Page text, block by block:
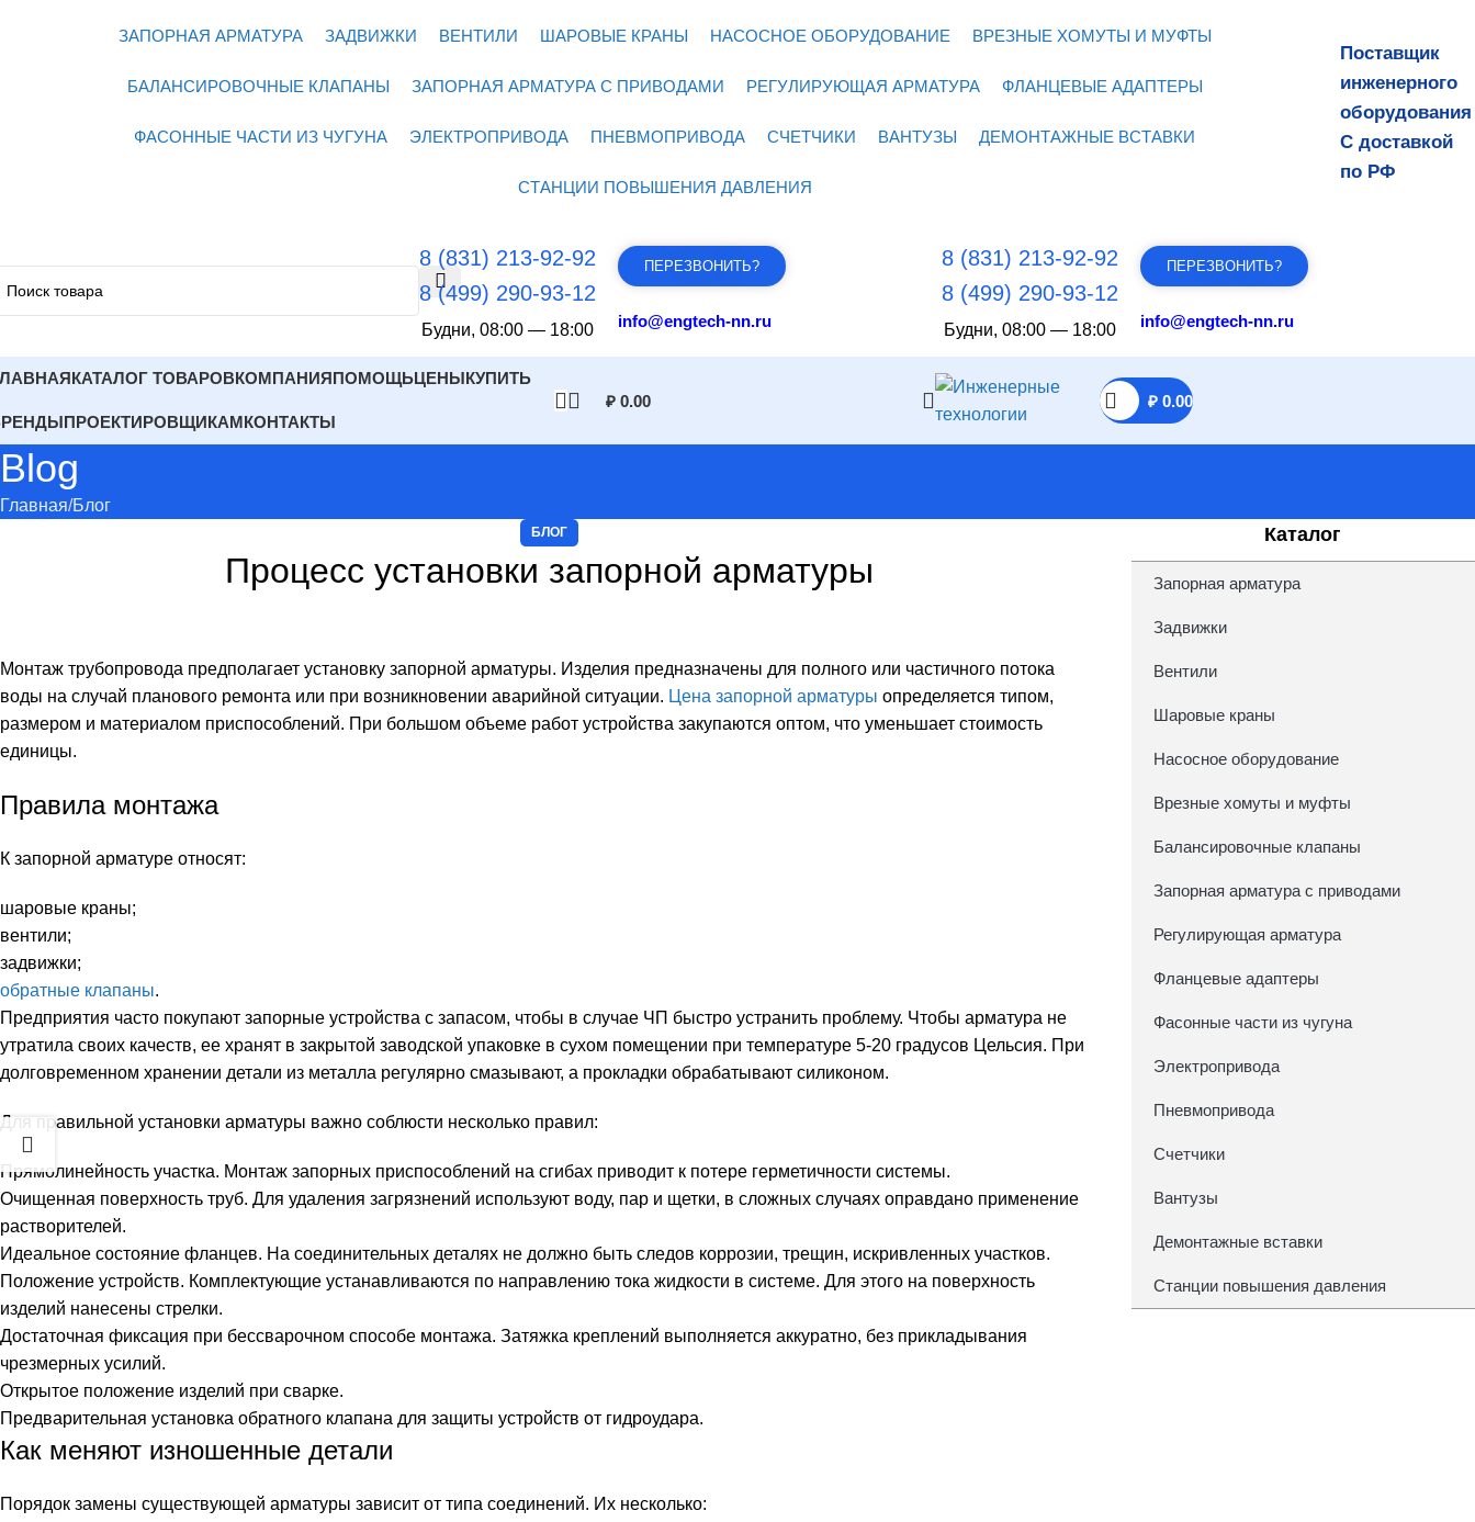
ЗАПОРНАЯ АРМАТУРА ЗАДВИЖКИ ВЕНТИЛИ ШАРОВЫЕ КРАНЫ НАСОСНОЕ ОБОРУДОВАНИЕ ВРЕЗНЫЕ ХОМУТЫ И МУФТЫ
БАЛАНСИРОВОЧНЫЕ КЛАПАНЫ ЗАПОРНАЯ АРМАТУРА С ПРИВОДАМИ РЕГУЛИРУЮЩАЯ АРМАТУРА ФЛАНЦЕВЫЕ АДАПТЕРЫ
ФАСОННЫЕ ЧАСТИ ИЗ ЧУГУНА ЭЛЕКТРОПРИВОДА ПНЕВМОПРИВОДА СЧЕТЧИКИ ВАНТУЗЫ ДЕМОНТАЖНЫЕ ВСТАВКИ
СТАНЦИИ ПОВЫШЕНИЯ ДАВЛЕНИЯ
Поставщик
инженерного
оборудования
С доставкой
по РФ
8 (831) 213-92-92
8 (499) 290-93-12
Будни, 08:00 — 18:00
ПЕРЕЗВОНИТЬ?
info@engtech-nn.ru
8 (831) 213-92-92
8 (499) 290-93-12
Будни, 08:00 — 18:00
ПЕРЕЗВОНИТЬ?
info@engtech-nn.ru
КАТАЛОГ ТОВАРОВКОМПАНИЯПОМОЩЬЦЕНЫКУПИТЬ
ПРОЕКТИРОВЩИКАМКОНТАКТЫ
₽0.00 ₽0.00
Blog
Главная Блог
БЛОГ
Процесс установки запорной арматуры
Монтаж трубопровода предполагает установку запорной арматуры. Изделия предназначены для полного или частичного потока
воды на случай планового ремонта или при возникновении аварийной ситуации. Цена запорной арматуры определяется типом,
размером и материалом приспособлений. При большом объеме работ устройства закупаются оптом, что уменьшает стоимость
единицы.
Правила монтажа
К запорной арматуре относят:
шаровые краны;
вентили;
задвижки;
обратные клапаны.
Предприятия часто покупают запорные устройства с запасом, чтобы в случае ЧП быстро устранить проблему. Чтобы арматура не
утратила своих качеств, ее хранят в закрытой заводской упаковке в сухом помещении при температуре 5-20 градусов Цельсия. При
долговременном хранении детали из металла регулярно смазывают, а прокладки обрабатывают силиконом.
Для правильной установки арматуры важно соблюсти несколько правил:
Прямолинейность участка. Монтаж запорных приспособлений на сгибах приводит к потере герметичности системы.
Очищенная поверхность труб. Для удаления загрязнений используют воду, пар и щетки, в сложных случаях оправдано применение
растворителей.
Идеальное состояние фланцев. На соединительных деталях не должно быть следов коррозии, трещин, искривленных участков.
Положение устройств. Комплектующие устанавливаются по направлению тока жидкости в системе. Для этого на поверхность
изделий нанесены стрелки.
Достаточная фиксация при бессварочном способе монтажа. Затяжка креплений выполняется аккуратно, без прикладывания
чрезмерных усилий.
Открытое положение изделий при сварке.
Предварительная установка обратного клапана для защиты устройств от гидроудара.
Как меняют изношенные детали
Порядок замены существующей арматуры зависит от типа соединений. Их несколько:
Каталог
Запорная арматура
Задвижки
Вентили
Шаровые краны
Насосное оборудование
Врезные хомуты и муфты
Балансировочные клапаны
Запорная арматура с приводами
Регулирующая арматура
Фланцевые адаптеры
Фасонные части из чугуна
Электропривода
Пневмопривода
Счетчики
Вантузы
Демонтажные вставки
Станции повышения давления